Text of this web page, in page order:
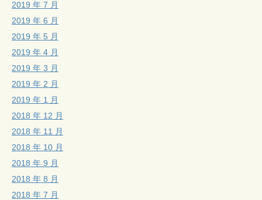
2019 年 7 月
2019 年 6 月
2019 年 5 月
2019 年 4 月
2019 年 3 月
2019 年 2 月
2019 年 1 月
2018 年 12 月
2018 年 11 月
2018 年 10 月
2018 年 9 月
2018 年 8 月
2018 年 7 月